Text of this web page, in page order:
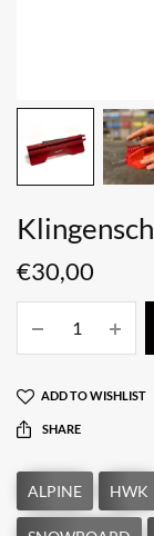
€30,00
ADD TO WISHLIST
SHARE